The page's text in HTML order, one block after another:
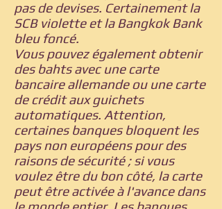
pas de devises. Certainement la
SCB violette et la Bangkok Bank
bleu foncé.
Vous pouvez également obtenir
des bahts avec une carte
bancaire allemande ou une carte
de crédit aux guichets
automatiques. Attention,
certaines banques bloquent les
pays non européens pour des
raisons de sécurité ; si vous
voulez être du bon côté, la carte
peut être activée à l'avance dans